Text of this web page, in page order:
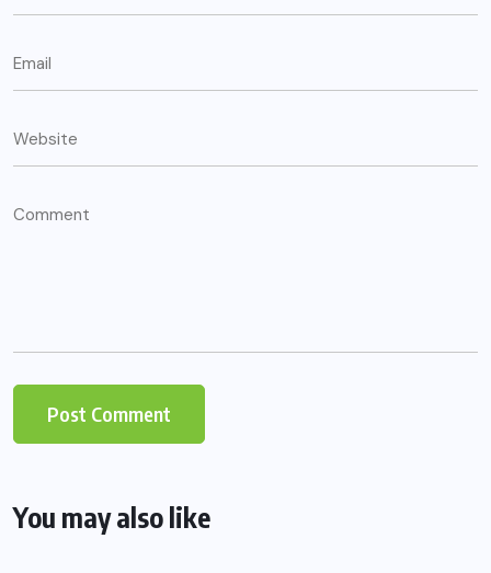
You may also like